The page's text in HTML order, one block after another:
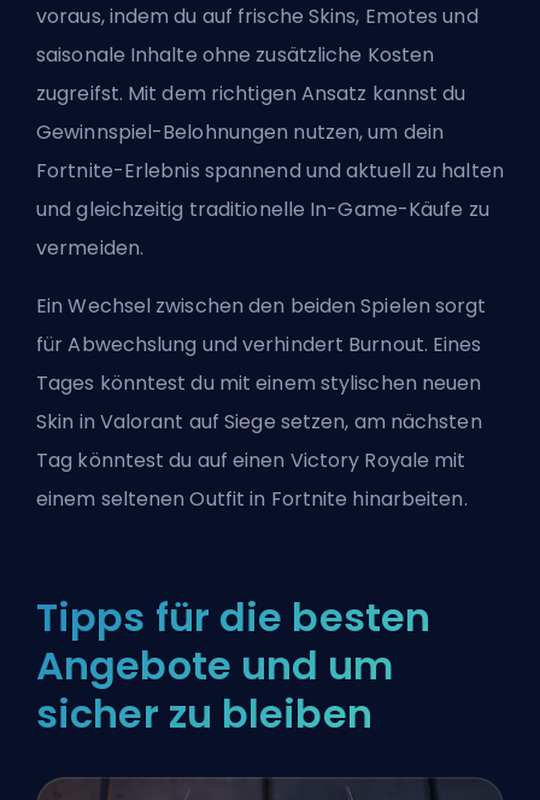
voraus, indem du auf frische Skins, Emotes und
saisonale Inhalte ohne zusätzliche Kosten
zugreifst. Mit dem richtigen Ansatz kannst du
Gewinnspiel-Belohnungen nutzen, um dein
Fortnite-Erlebnis spannend und aktuell zu halten
und gleichzeitig traditionelle In-Game-Käufe zu
vermeiden.
Ein Wechsel zwischen den beiden Spielen sorgt
für Abwechslung und verhindert Burnout. Eines
Tages könntest du mit einem stylischen neuen
Skin in Valorant auf Siege setzen, am nächsten
Tag könntest du auf einen Victory Royale mit
einem seltenen Outfit in Fortnite hinarbeiten.
Tipps für die besten
Angebote und um
sicher zu bleiben